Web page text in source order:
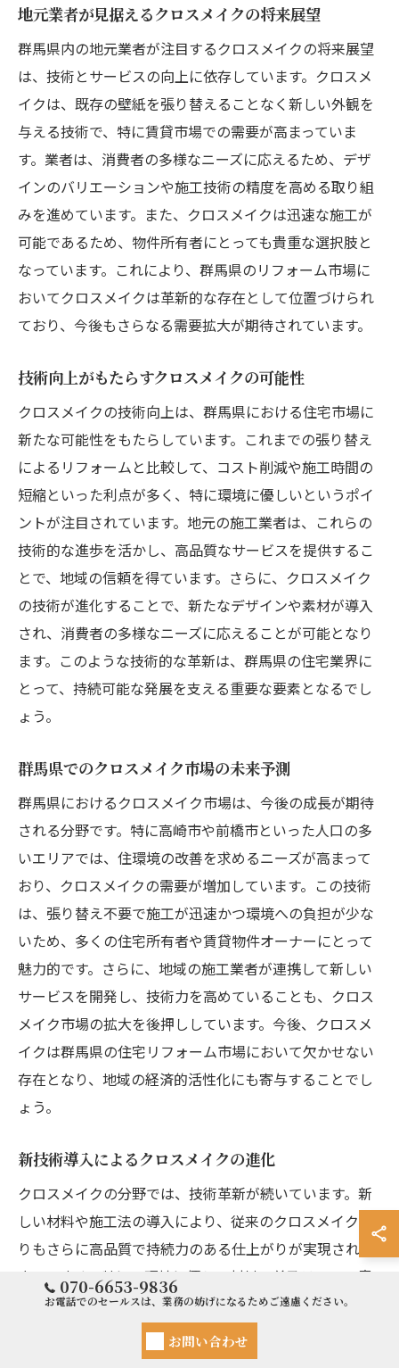
地元業者が見据えるクロスメイクの将来展望
群馬県内の地元業者が注目するクロスメイクの将来展望
は、技術とサービスの向上に依存しています。クロスメ
イクは、既存の壁紙を張り替えることなく新しい外観を
与える技術で、特に賃貸市場での需要が高まっていま
す。業者は、消費者の多様なニーズに応えるため、デザ
インのバリエーションや施工技術の精度を高める取り組
みを進めています。また、クロスメイクは迅速な施工が
可能であるため、物件所有者にとっても貴重な選択肢と
なっています。これにより、群馬県のリフォーム市場に
おいてクロスメイクは革新的な存在として位置づけられ
ており、今後もさらなる需要拡大が期待されています。
技術向上がもたらすクロスメイクの可能性
クロスメイクの技術向上は、群馬県における住宅市場に
新たな可能性をもたらしています。これまでの張り替え
によるリフォームと比較して、コスト削減や施工時間の
短縮といった利点が多く、特に環境に優しいというポイ
ントが注目されています。地元の施工業者は、これらの
技術的な進歩を活かし、高品質なサービスを提供するこ
とで、地域の信頼を得ています。さらに、クロスメイク
の技術が進化することで、新たなデザインや素材が導入
され、消費者の多様なニーズに応えることが可能となり
ます。このような技術的な革新は、群馬県の住宅業界に
とって、持続可能な発展を支える重要な要素となるでし
ょう。
群馬県でのクロスメイク市場の未来予測
群馬県におけるクロスメイク市場は、今後の成長が期待
される分野です。特に高崎市や前橋市といった人口の多
いエリアでは、住環境の改善を求めるニーズが高まって
おり、クロスメイクの需要が増加しています。この技術
は、張り替え不要で施工が迅速かつ環境への負担が少な
いため、多くの住宅所有者や賃貸物件オーナーにとって
魅力的です。さらに、地域の施工業者が連携して新しい
サービスを開発し、技術力を高めていることも、クロス
メイク市場の拡大を後押ししています。今後、クロスメ
イクは群馬県の住宅リフォーム市場において欠かせない
存在となり、地域の経済的活性化にも寄与することでし
ょう。
新技術導入によるクロスメイクの進化
クロスメイクの分野では、技術革新が続いています。新
しい材料や施工法の導入により、従来のクロスメイクよ
りもさらに高品質で持続力のある仕上がりが実現されて
きています。特に、環境に優しい材料の普及は、エコ意
識の高まりと相まって消費者からの支持を集めていま
す。また、デジタル技術を活用し、施工の効率化やデザ
インの多様化が図られており、顧客の多様なニーズに応
070-6653-9836
お電話でのセールスは、業務の妨げになるためご遠慮ください。
お問い合わせ